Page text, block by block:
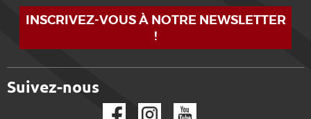
INSCRIVEZ-VOUS À NOTRE NEWSLETTER
!
Suivez-nous